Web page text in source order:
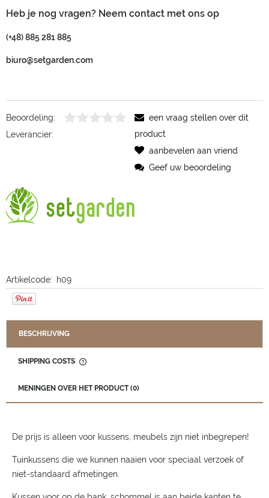
Heb je nog vragen? Neem contact met ons op
(+48) 885 281 885
biuro@setgarden.com
Beoordeling:
Leverancier:
Artikelcode: h09
een vraag stellen over dit
product
aanbevelen aan vriend
Geef uw beoordeling
BESCHRIJVING
SHIPPING COSTS
MENINGEN OVER HET PRODUCT (0)
De prijs is alleen voor kussens, meubels zijn niet inbegrepen!
Tuinkussens die we kunnen naaien voor speciaal verzoek of
niet-standaard afmetingen.